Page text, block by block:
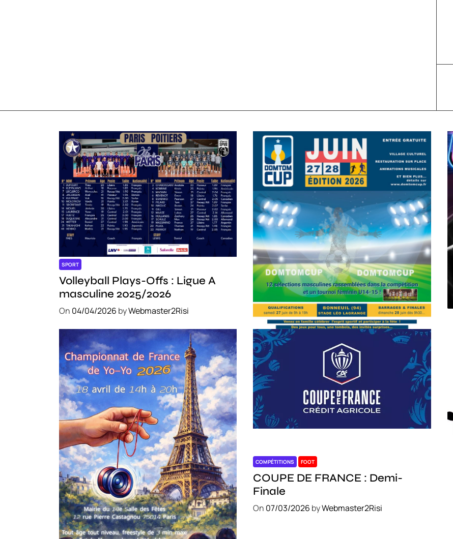
SPORT
Volleyball Plays-Offs : Ligue A
masculine 2025/2026
On 04/04/2026 byWebmaster2Risi
SPORT COMPÉTITIONS FOOTBALL JEUNESSE & SPORTS
Foot : la DTC 2026 approche
03/04/2026byWebmaster2Risi
COMPÉTITIONS CULTURE EN FAMILLE JEUNESSE & SPORTS
Championnat de France de la
FYYA le 18 avril – Paris 14e
On18/03/2026byWebmaster2Risi
COMPÉTITIONS FOOT
COUPE DE FRANCE : Demi-
Finale
On 07/03/2026 byWebmaster2Risi